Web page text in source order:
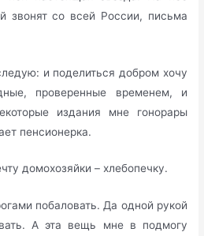
звонят со всей России, письма
и поделиться добром хочу
проверенные временем, и
издания мне гонорары
пенсионерка.
домохозяйки – хлебопечку.
побаловать. Да одной рукой
А эта вещь мне в подмогу